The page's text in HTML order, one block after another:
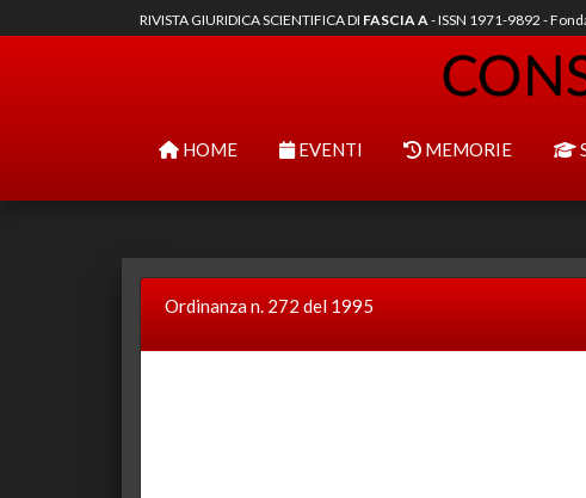
RIVISTA GIURIDICA SCIENTIFICA DI FASCIA A- ISSN 1971-9892 -
HOME EVENTI MEMORIE
Ordinanza n. 272 del 1995